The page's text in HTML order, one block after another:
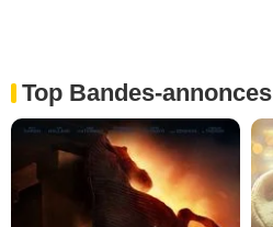
Top Bandes-annonces